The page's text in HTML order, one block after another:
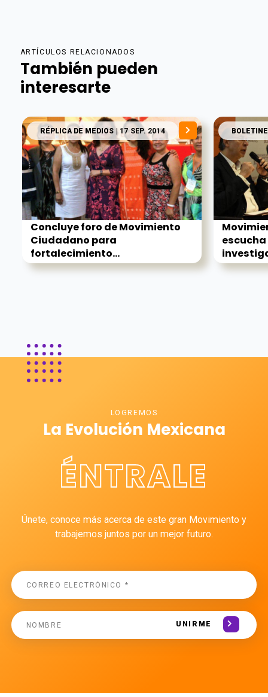
ARTÍCULOS RELACIONADOS
También pueden
interesarte
RÉPLICA DE MEDIOS | 17 SEP. 2014
Concluye foro de Movimiento
Ciudadano para
fortalecimiento...
LOGREMOS
La Evolución Mexicana
ÉNTRALE
Únete, conoce más acerca de este gran Movimiento y
trabajemos juntos por un mejor futuro.
UNIRME